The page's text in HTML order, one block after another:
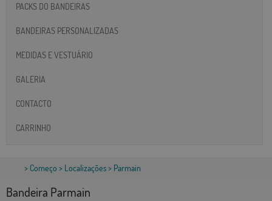
PACKS DO BANDEIRAS
BANDEIRAS PERSONALIZADAS
MEDIDAS E VESTUÁRIO
GALERIA
CONTACTO
CARRINHO
> Começo > Localizações> Parmain
Bandeira Parmain